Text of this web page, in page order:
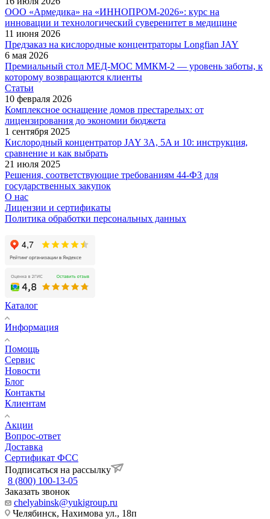
ООО «Армедика» на «ИННОПРОМ-2026»: курс на
инновации и технологический суверенитет в медицине
11 июня 2026
Предзаказ на кислородные концентраторы Longfian JAY
6 мая 2026
Премиальный стол МЕД-МОС ММКМ-2 — уровень заботы, к
которому возвращаются клиенты
Статьи
10 февраля 2026
Комплексное оснащение домов престарелых: от
лицензирования до экономии бюджета
1 сентября 2025
Кислородный концентратор JAY 3A, 5A и 10: инструкция,
сравнение и как выбрать
21 июля 2025
Решения, соответствующие требованиям 44-ФЗ для
государственных закупок
О нас
Лицензии и сертификаты
Политика обработки персональных данных
Каталог
Информация
Помощь
Сервис
Новости
Блог
Контакты
Клиентам
Акции
Вопрос-ответ
Доставка
Сертификат ФСС
Подписаться на рассылку
8 (800) 100-13-05
Заказать звонок
chelyabinsk@yukigroup.ru
Челябинск, Нахимова ул., 18п